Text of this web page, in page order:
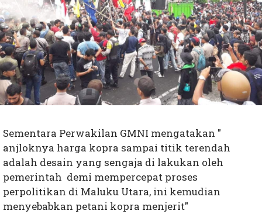
Sementara Perwakilan GMNI mengatakan "
anjloknya harga kopra sampai titik terendah
adalah desain yang sengaja di lakukan oleh
pemerintah demi mempercepat proses
perpolitikan di Maluku Utara, ini kemudian
menyebabkan petani kopra menjerit"